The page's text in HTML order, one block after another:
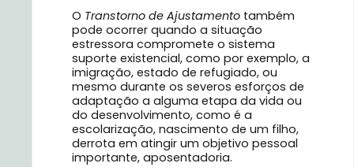
O Transtorno de Ajustamento também
pode ocorrer quando a situação
estressora compromete o sistema
suporte existencial, como por exemplo, a
imigração, estado de refugiado, ou
mesmo durante os severos esforços de
adaptação a alguma etapa da vida ou
do desenvolvimento, como é a
escolarização, nascimento de um filho,
derrota em atingir um objetivo pessoal
importante, aposentadoria.